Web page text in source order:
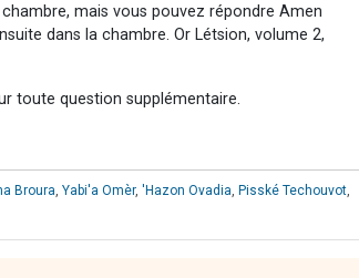
mais vous pouvez répondre Amen
dans la chambre. Or Létsion, volume 2,
toute question supplémentaire.
Broura Yabi'a Omèr, 'Hazon Ovadia Pisské Techouvot